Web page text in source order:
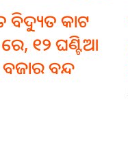
କାଟ
ରେ, ୧୨ ଘଣ୍ଟିଆ
ବନ୍ଦ